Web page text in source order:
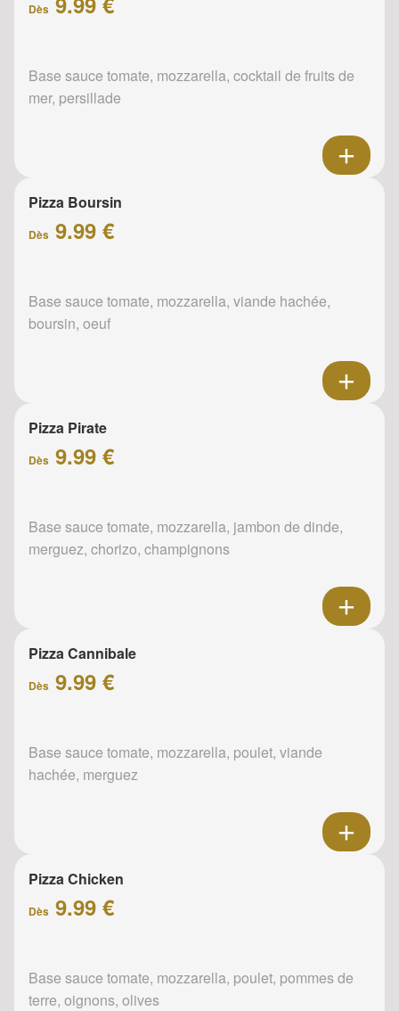
Dès
Base sauce tomate, mozzarella, cocktail de fruits de
mer, persillade
Pizza Boursin
Dès 9.99 €
Base sauce tomate, mozzarella, viande hachée,
boursin, oeuf
Pizza Pirate
Dès 9.99 €
Base sauce tomate, mozzarella, jambon de dinde,
merguez, chorizo, champignons
Pizza Cannibale
Dès 9.99 €
Base sauce tomate, mozzarella, poulet, viande
hachée, merguez
Pizza Chicken
Dès 9.99 €
Base sauce tomate, mozzarella, poulet, pommes de
terre, oignons, olives